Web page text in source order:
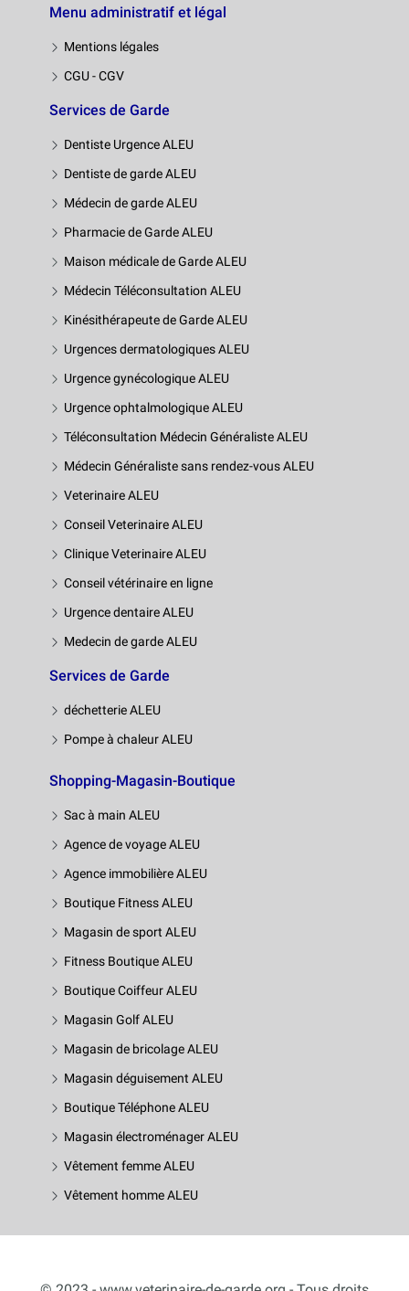
Menu administratif et légal
Mentions légales
CGU - CGV
Services de Garde
Dentiste Urgence ALEU
Dentiste de garde ALEU
Médecin de garde ALEU
Pharmacie de Garde ALEU
Maison médicale de Garde ALEU
Médecin Téléconsultation ALEU
Kinésithérapeute de Garde ALEU
Urgences dermatologiques ALEU
Urgence gynécologique ALEU
Urgence ophtalmologique ALEU
Téléconsultation Médecin Généraliste ALEU
Médecin Généraliste sans rendez-vous ALEU
Veterinaire ALEU
Conseil Veterinaire ALEU
Clinique Veterinaire ALEU
Conseil vétérinaire en ligne
Urgence dentaire ALEU
Medecin de garde ALEU
Services de Garde
déchetterie ALEU
Pompe à chaleur ALEU
Shopping-Magasin-Boutique
Sac à main ALEU
Agence de voyage ALEU
Agence immobilière ALEU
Boutique Fitness ALEU
Magasin de sport ALEU
Fitness Boutique ALEU
Boutique Coiffeur ALEU
Magasin Golf ALEU
Magasin de bricolage ALEU
Magasin déguisement ALEU
Boutique Téléphone ALEU
Magasin électroménager ALEU
Vêtement femme ALEU
Vêtement homme ALEU